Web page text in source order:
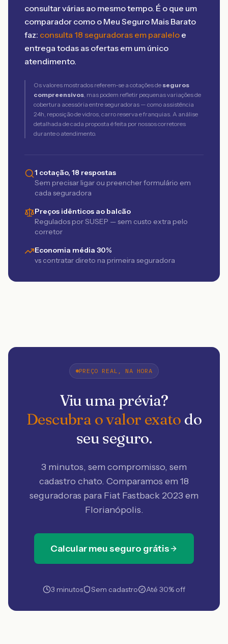
consultar várias ao mesmo tempo. É o que um
comparador como o Meu Seguro Mais Barato
faz: consulta 18 seguradoras em paralelo e
entrega todas as ofertas em um único
atendimento.
Os valores mostrados referem-se a cotações de seguros
compreensivos, mas podem refletir pequenas variações de
cobertura acessória entre seguradoras — como assistência
24h, reposição de vidros, carro reserva e franquias. A análise
detalhada de cada proposta é feita por nossos corretores
durante o atendimento.
1 cotação, 18 respostas
Sem precisar ligar ou preencher formulário em
cada seguradora
Preços idênticos ao balcão
Regulados por SUSEP — sem custo extra pelo
corretor
Economia média 30%
vs contratar direto na primeira seguradora
PREÇO REAL, NA HORA
Viu uma prévia?
Descubra o valor exato do
seu seguro.
3 minutos, sem compromisso, sem
cadastro chato. Comparamos em 18
seguradoras para Fiat Fastback 2023 em
Florianópolis.
Calcular meu seguro grátis
3 minutos Sem cadastro Até 30% off